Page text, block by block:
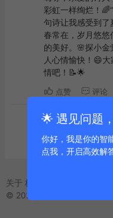
彩虹一样绚烂！
句诗让我感受到了
春常在，岁月悠悠
的美好。🌸探小
人心情愉快！😄
情吧！📝🌟
点赞 评论
关于 标签
© 2025 Powered by
🌟 遇见问题
你好，我是你的智
点我，开启高效解